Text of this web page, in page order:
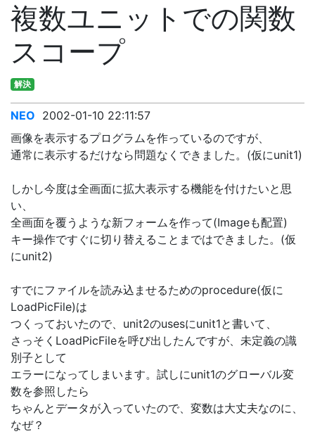
複数ユニットでの関数
スコープ
解決
NEO 2002-01-10 22:11:57
画像を表示するプログラムを作っているのですが、
通常に表示するだけなら問題なくできました。(仮にunit1)
しかし今度は全画面に拡大表示する機能を付けたいと思
い、
全画面を覆うような新フォームを作って(Imageも配置)
キー操作ですぐに切り替えることまではできました。(仮
にunit2)
すでにファイルを読み込ませるためのprocedure(仮に
LoadPicFile)は
つくっておいたので、unit2のusesにunit1と書いて、
さっそくLoadPicFileを呼び出したんですが、未定義の識
別子として
エラーになってしまいます。試しにunit1のグローバル変
数を参照したら
ちゃんとデータが入っていたので、変数は大丈夫なのに、
なぜ？